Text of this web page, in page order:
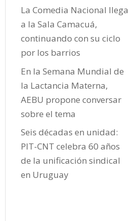
La Comedia Nacional llega
a la Sala Camacuá,
continuando con su ciclo
por los barrios
En la Semana Mundial de
la Lactancia Materna,
AEBU propone conversar
sobre el tema
Seis décadas en unidad:
PIT-CNT celebra 60 años
de la unificación sindical
en Uruguay